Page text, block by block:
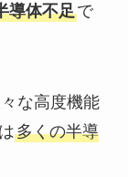
導体不足で
な高度機能
多くの半導